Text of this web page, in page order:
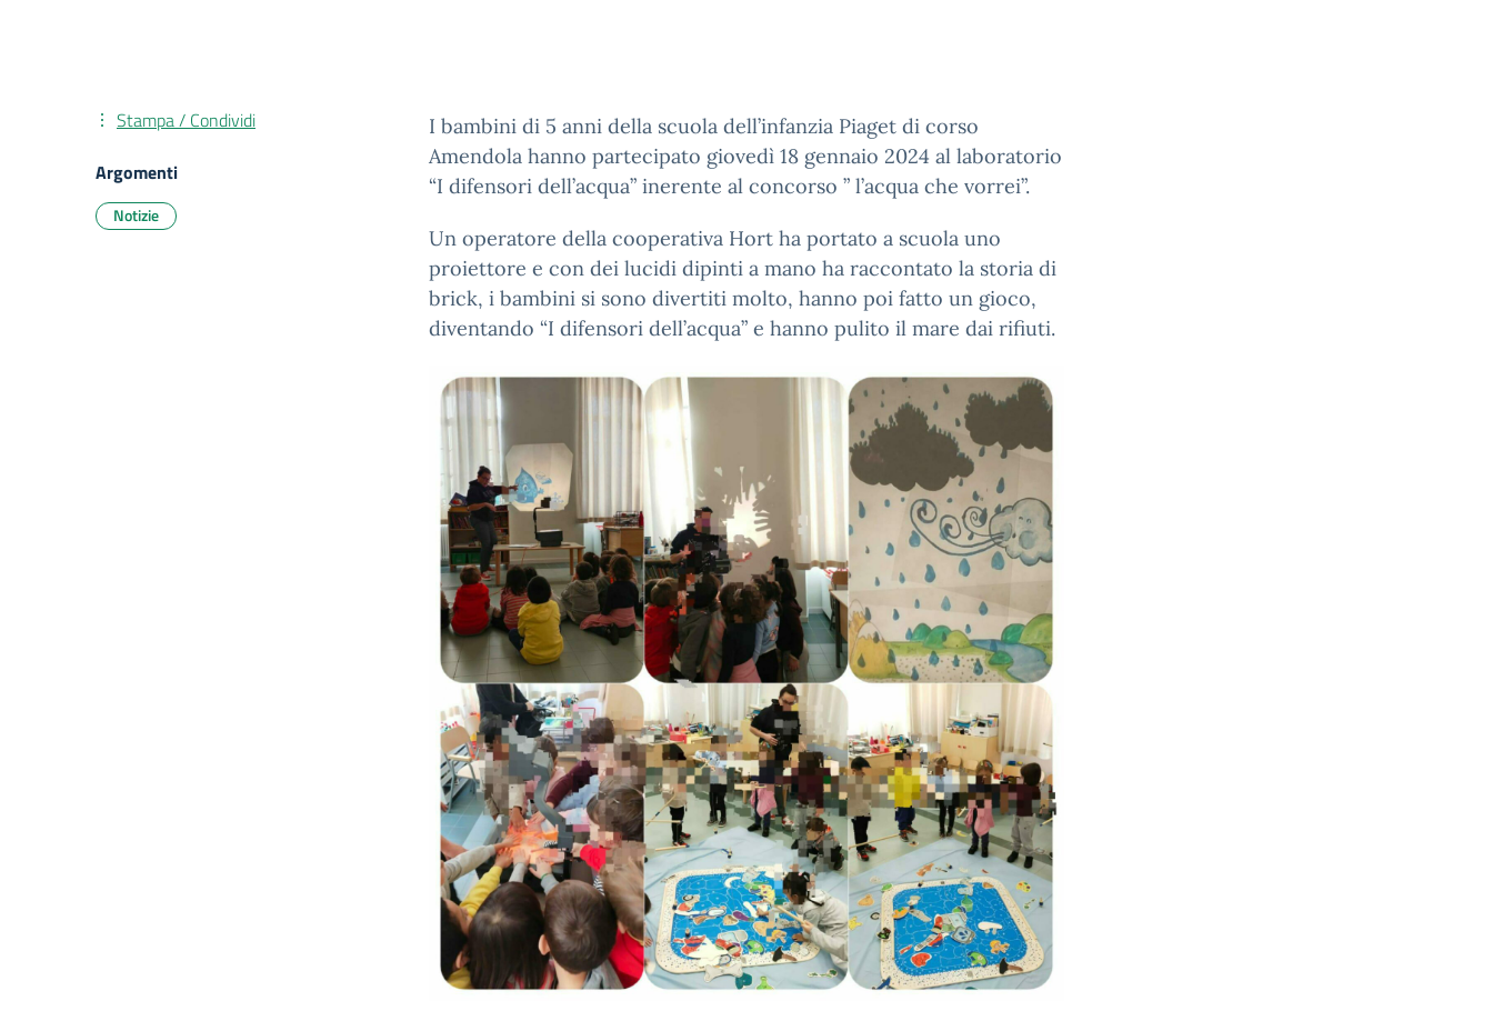
I bambini di 5 anni della scuola dell’infanzia Piaget di corso
Amendola hanno partecipato giovedì 18 gennaio 2024 al laboratorio
“I difensori dell’acqua” inerente al concorso ” l’acqua che vorrei”.
Un operatore della cooperativa Hort ha portato a scuola uno
proiettore e con dei lucidi dipinti a mano ha raccontato la storia di
brick, i bambini si sono divertiti molto, hanno poi fatto un gioco,
diventando “I difensori dell’acqua” e hanno pulito il mare dai rifiuti.
Stampa / Condividi
Argomenti
Notizie